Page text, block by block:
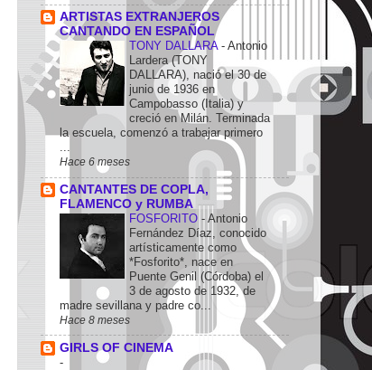
ARTISTAS EXTRANJEROS
CANTANDO EN ESPAÑOL
TONY DALLARA - Antonio
Lardera (TONY
DALLARA), nació el 30 de
junio de 1936 en
Campobasso (Italia) y
creció en Milán. Terminada
la escuela, comenzó a trabajar primero
...
Hace 6 meses
CANTANTES DE COPLA,
FLAMENCO y RUMBA
FOSFORITO - Antonio
Fernández Díaz, conocido
artísticamente como
*Fosforito*, nace en
Puente Genil (Córdoba) el
3 de agosto de 1932, de
madre sevillana y padre co...
Hace 8 meses
GIRLS OF CINEMA
-